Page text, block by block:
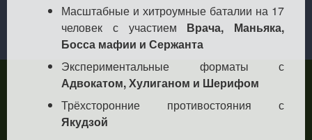
Масштабные и хитроумные баталии на 17
человек с участием Врача, Маньяка,
Босса мафии и Сержанта
Экспериментальные форматы с
Адвокатом, Хулиганом и Шерифом
Трёхсторонние противостояния с
Якудзой